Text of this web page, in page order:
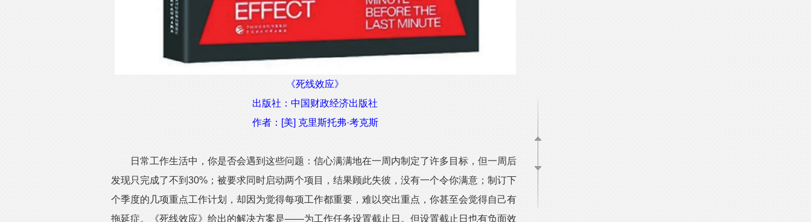
《死线效应》
出版社：中国财政经济出版社
作者：[美] 克里斯托弗·考克斯
日常工作生活中，你是否会遇到这些问题：信心满满地在一周内制定了许多目标，但一周后
发现只完成了不到30%；被要求同时启动两个项目，结果顾此失彼，没有一个令你满意；制订下
个季度的几项重点工作计划，却因为觉得每项工作都重要，难以突出重点，你甚至会觉得自己有
拖延症。《死线效应》给出的解决方案是——为工作任务设置截止日。但设置截止日也有负面效